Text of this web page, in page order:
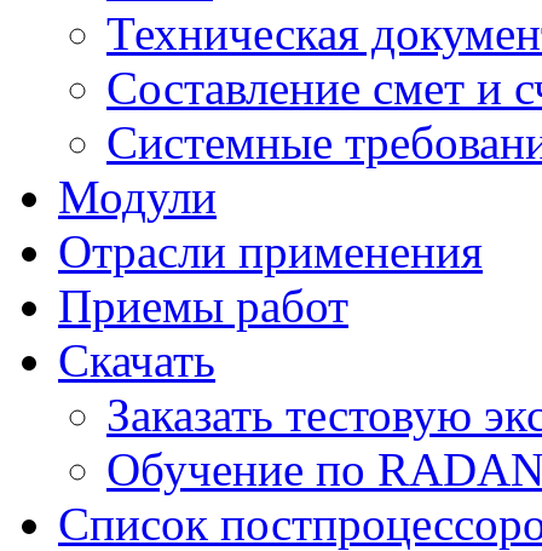
Техническая
Составление смет и
Системные
Модули
Отрасли применения
Приемы работ
Скачать
Заказать тестовую
Обучение по
Список